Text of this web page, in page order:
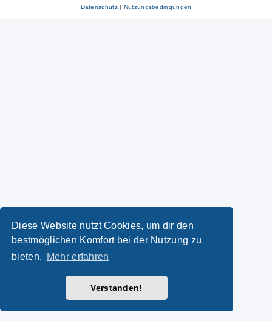
Diese Website nutzt Cookies, um dir den
bestmöglichen Komfort bei der Nutzung zu
bieten.
Mehr erfahren
Verstanden!
Datenschutz| Nutzungsbedingungen